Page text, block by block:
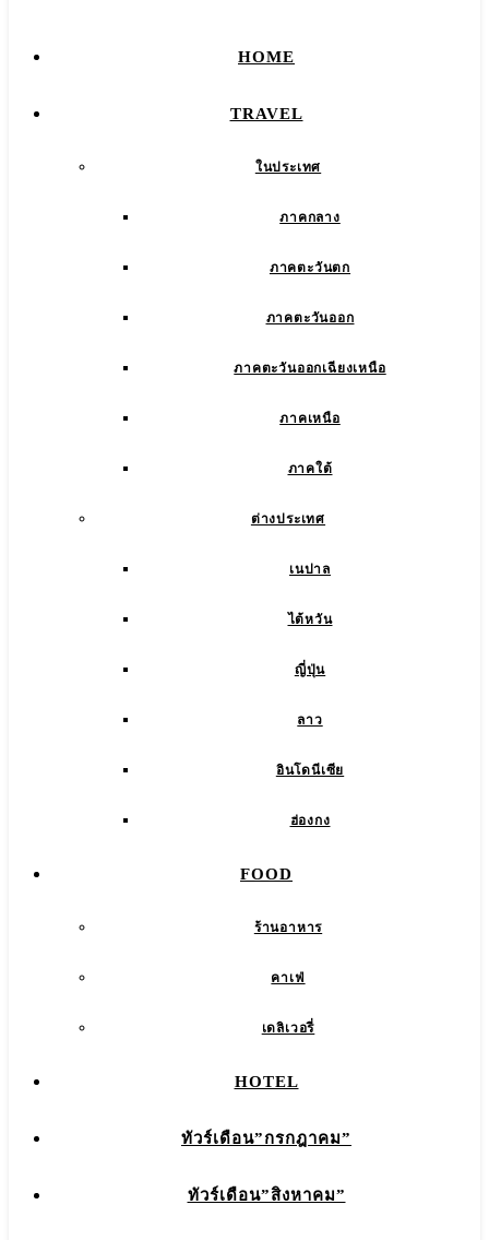
HOME
TRAVEL
ในประเทศ
ภาคกลาง
ภาคตะวันตก
ภาคตะวันออก
ภาคตะวันออกเฉียงเหนือ
ภาคเหนือ
ภาคใต้
ต่างประเทศ
เนปาล
ไต้หวัน
ญี่ปุ่น
ลาว
อินโดนีเซีย
ฮ่องกง
FOOD
ร้านอาหาร
คาเฟ่
เดลิเวอรี่
HOTEL
ทัวร์เดือน”กรกฎาคม”
ทัวร์เดือน”สิงหาคม”